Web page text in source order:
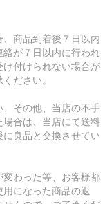
商品到着後７日以内
が７日以内に行われ
付けられない場合が
ださい。
その他、当店の不手
合は、当店にて送料
良品と交換させてい
わった等、お客様都
になった商品の返